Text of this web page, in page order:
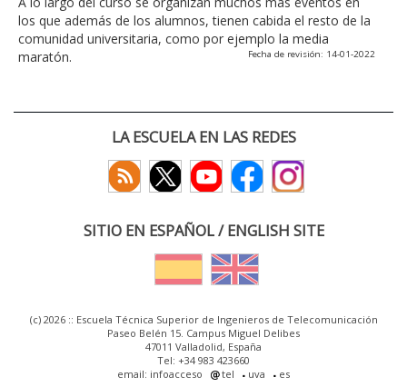
los que además de los alumnos, tienen cabida el resto de la
comunidad universitaria, como por ejemplo la media
maratón.
Fecha de revisión: 14-01-2022
LA ESCUELA EN LAS REDES
SITIO EN ESPAÑOL / ENGLISH SITE
(c) 2026 :: Escuela Técnica Superior de Ingenieros de Telecomunicación
Paseo Belén 15. Campus Miguel Delibes
47011 Valladolid, España
Tel: +34 983 423660
email: infoacceso
tel uva es